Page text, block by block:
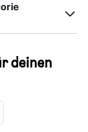
deinen